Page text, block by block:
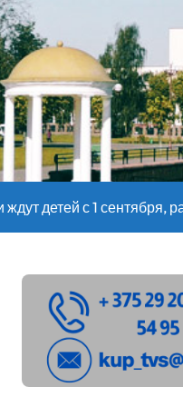
из
детей с 1 сентября,
– 05 08 2026
в Беларуси из-за жары